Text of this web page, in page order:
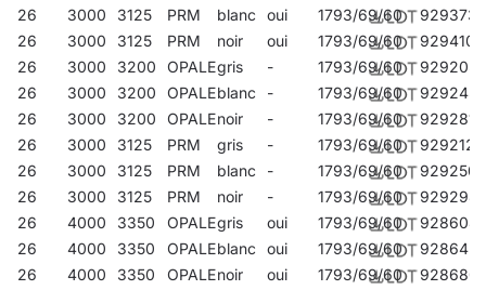
26
3000 3125 PRM blanc oui 1793/69/60
929373
26
3000 3125 PRM noir oui 1793/69/60
929410
26
3000 3200 OPALEgris - 1793/69/60
929205
26
3000 3200 OPALEblanc - 1793/69/60
929243
26
3000 3200 OPALEnoir - 1793/69/60
929281
26
3000 3125 PRM gris - 1793/69/60
929212
26
3000 3125 PRM blanc - 1793/69/60
929250
26
3000 3125 PRM noir - 1793/69/60
929298
26
4000 3350 OPALEgris oui 1793/69/60
928604
26
4000 3350 OPALEblanc oui 1793/69/60
928642
26
4000 3350 OPALEnoir oui 1793/69/60
928680